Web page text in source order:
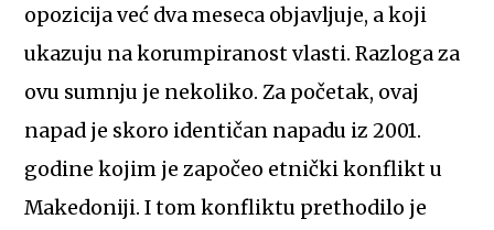
opozicija već dva meseca objavljuje, a koji
ukazuju na korumpiranost vlasti. Razloga za
ovu sumnju je nekoliko. Za početak, ovaj
napad je skoro identičan napadu iz 2001.
godine kojim je započeo etnički konflikt u
Makedoniji. I tom konfliktu prethodilo je